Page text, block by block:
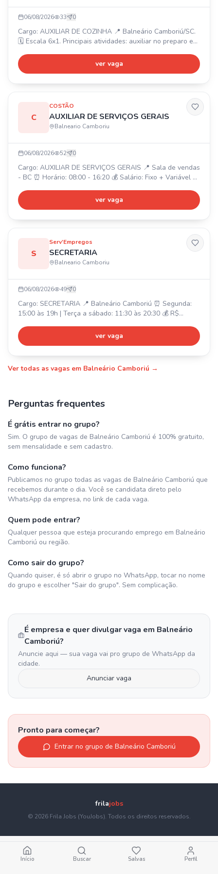
06/08/2026 33 0
Cargo: AUXILIAR DE COZINHA 📍 Balneário Camboriú/SC.
🗓️ Escala 6x1. Principais atividades: auxiliar no preparo e
ingredientes, apoiar a equipe de cozinha, manter a limpeza
e organização. ✅ Requisitos: experiência será um
ver vaga
C
COSTÃO
AUXILIAR DE SERVIÇOS GERAIS
Balneario Camboriu
06/08/2026 52 0
Cargo: AUXILIAR DE SERVIÇOS GERAIS 📍 Sala de vendas
- BC ⏰ Horário: 08:00 - 16:20 💰 Salário: Fixo + Variável 🎁
Saúde e Odontológico.
ver vaga
S
Serv'Empregos
SECRETARIA
Balneario Camboriu
06/08/2026 49 0
Cargo: SECRETARIA 📍 Balneário Camboriú ⏰ Segunda:
15:00 às 19h | Terça a sábado: 11:30 às 20:30 💰 R$
Atividades: Atendimento ao público presencial e online,
caixa, auxílio para um bom andamento do salão, cuidado
ver vaga
Ver todas as vagas em Balneário Camboriú →
Perguntas frequentes
É grátis entrar no grupo?
Sim. O grupo de vagas de Balneário Camboriú é 100% gratuito,
sem mensalidade e sem cadastro.
Como funciona?
Publicamos no grupo todas as vagas de Balneário Camboriú que
recebemos durante o dia. Você se candidata direto pelo
WhatsApp da empresa, no link de cada vaga.
Quem pode entrar?
Qualquer pessoa que esteja procurando emprego em Balneário
Camboriú ou região.
Como sair do grupo?
Quando quiser, é só abrir o grupo no WhatsApp, tocar no nome
do grupo e escolher "Sair do grupo". Sem complicação.
É empresa e quer divulgar vaga em Balneário
Camboriú?
Anuncie aqui — sua vaga vai pro grupo de WhatsApp da
cidade.
Anunciar vaga
Pronto para começar?
Entrar no grupo de Balneário Camboriú
frilajobs
© 2026 Frila Jobs (YouJobs). Todos os direitos reservados.
Início Buscar Salvas Perfil